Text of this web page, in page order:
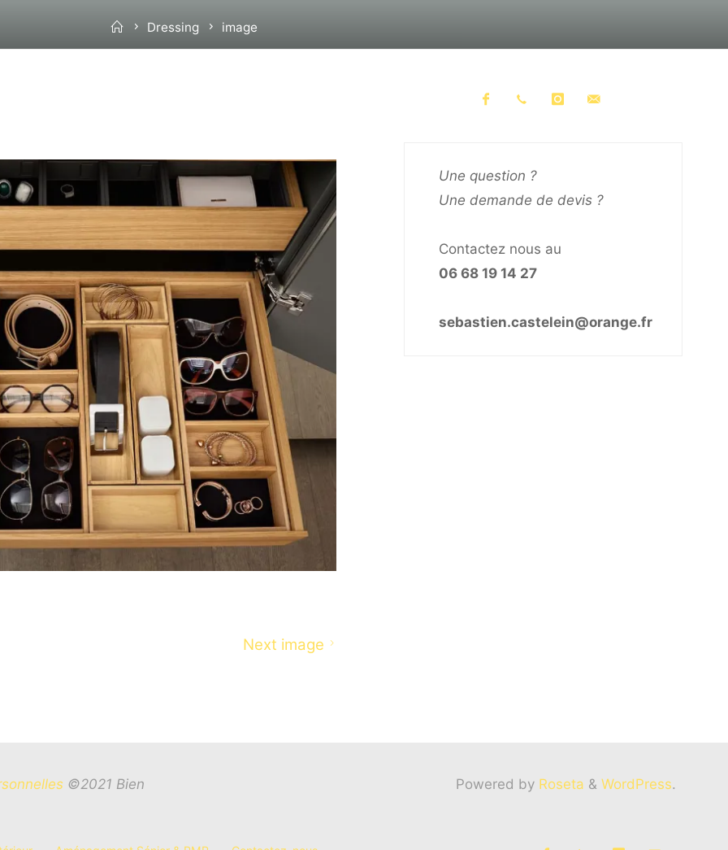
HomeDressing image
Next image
Une question ?
Une demande de devis ?
Contactez nous au
06 68 19 14 27
sebastien.castelein@orange.fr
Powered byRoseta & WordPress.
©2021 Bien